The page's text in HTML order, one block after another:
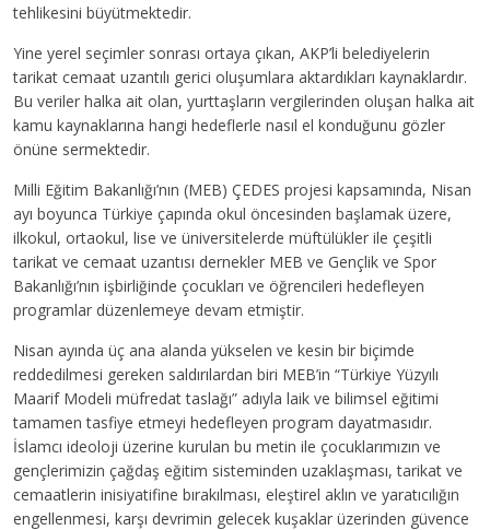
tehlikesini büyütmektedir.
Yine yerel seçimler sonrası ortaya çıkan, AKP’li belediyelerin
tarikat cemaat uzantılı gerici oluşumlara aktardıkları kaynaklardır.
Bu veriler halka ait olan, yurttaşların vergilerinden oluşan halka ait
kamu kaynaklarına hangi hedeflerle nasıl el konduğunu gözler
önüne sermektedir.
Milli Eğitim Bakanlığı’nın (MEB) ÇEDES projesi kapsamında, Nisan
ayı boyunca Türkiye çapında okul öncesinden başlamak üzere,
ilkokul, ortaokul, lise ve üniversitelerde müftülükler ile çeşitli
tarikat ve cemaat uzantısı dernekler MEB ve Gençlik ve Spor
Bakanlığı’nın işbirliğinde çocukları ve öğrencileri hedefleyen
programlar düzenlemeye devam etmiştir.
Nisan ayında üç ana alanda yükselen ve kesin bir biçimde
reddedilmesi gereken saldırılardan biri MEB’in “Türkiye Yüzyılı
Maarif Modeli müfredat taslağı” adıyla laik ve bilimsel eğitimi
tamamen tasfiye etmeyi hedefleyen program dayatmasıdır.
İslamcı ideoloji üzerine kurulan bu metin ile çocuklarımızın ve
gençlerimizin çağdaş eğitim sisteminden uzaklaşması, tarikat ve
cemaatlerin inisiyatifine bırakılması, eleştirel aklın ve yaratıcılığın
engellenmesi, karşı devrimin gelecek kuşaklar üzerinden güvence